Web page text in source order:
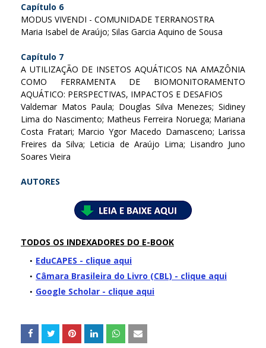
Capítulo 6
MODUS VIVENDI - COMUNIDADE TERRANOSTRA
Maria Isabel de Araújo; Silas Garcia Aquino de Sousa
Capítulo 7
A UTILIZAÇÃO DE INSETOS AQUÁTICOS NA AMAZÔNIA
COMO FERRAMENTA DE BIOMONITORAMENTO
AQUÁTICO: PERSPECTIVAS, IMPACTOS E DESAFIOS
Valdemar Matos Paula; Douglas Silva Menezes; Sidiney
Lima do Nascimento; Matheus Ferreira Noruega; Mariana
Costa Fratari; Marcio Ygor Macedo Damasceno; Larissa
Freires da Silva; Leticia de Araújo Lima; Lisandro Juno
Soares Vieira
AUTORES
TODOS OS INDEXADORES DO E-BOOK
EduCAPES - clique aqui
Câmara Brasileira do Livro (CBL) - clique aqui
Google Scholar - clique aqui